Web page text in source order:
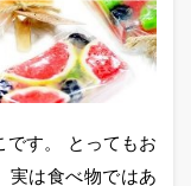
です。 とってもお
実は食べ物ではあ